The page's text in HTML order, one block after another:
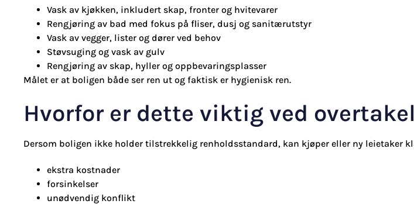
Vask av kjøkken, inkludert skap, fronter og hvitevarer
Rengjøring av bad med fokus på fliser, dusj og sanitærutstyr
Vask av vegger, lister og dører ved behov
Støvsuging og vask av gulv
Rengjøring av skap, hyller og oppbevaringsplasser
Målet er at boligen både ser ren ut og faktisk er hygienisk ren.
Hvorfor er dette viktig ved
Dersom boligen ikke holder tilstrekkelig renholdsstandard, kan kjøper eller ny leietaker
ekstra kostnader
forsinkelser
unødvendig konflikt